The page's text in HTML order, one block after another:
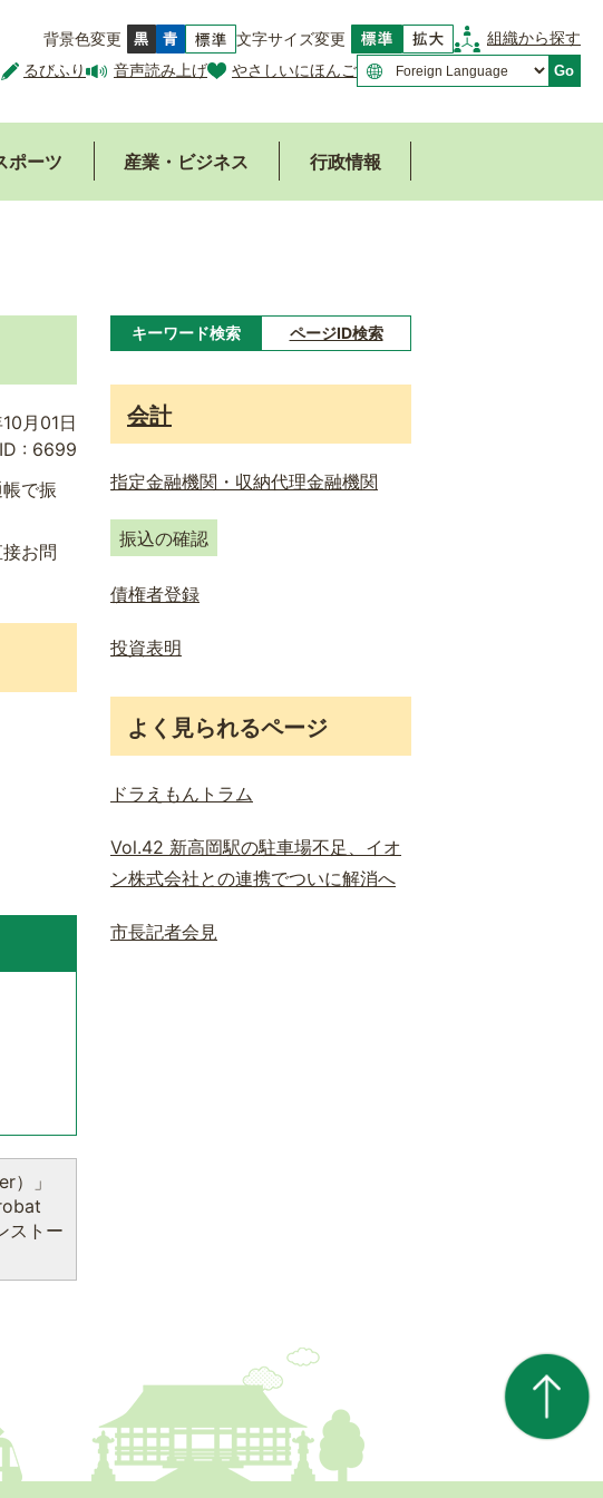
背景色変更 文字サイズ変更
組織から探す
るびふり
音声読み上げ やさしいにほんご Go
ポーツ 産業・ビジネス 行政情報
月01日
: 6699
で振
お問
）」
ストー
キーワード検索 ページID検索
ー
ワ
ー
検
会計
指定金融機関・収納代理金融機関
振込の確認
債権者登録
投資表明
よく見られるページ
ドラえもんトラム
Vol.42 新高岡駅の駐車場不足、イオ
ン株式会社との連携でついに解消へ
市長記者会見